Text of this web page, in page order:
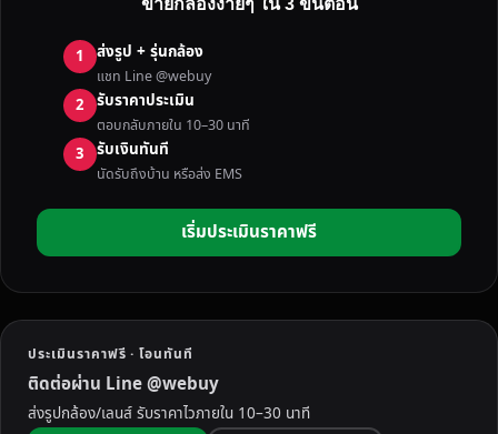
ก่
า
เ
ล
น
อ
ง
า
ธิ
1 ส่งรูป + รุ่นกล้อง
แชท Line @webuy
2 รับราคาประเมิน
ตอบกลับภายใน 10–30 นาที
3 รับเงินทันที
นัดรับถึงบ้าน หรือส่ง EMS
เริ่มประเมินราคาฟรี
ประเมินราคาฟรี · โอนทันที
ติดต่อผ่าน Line @webuy
ส่งรูปกล้อง/เลนส์ รับราคาไวภายใน 10–30 นาที